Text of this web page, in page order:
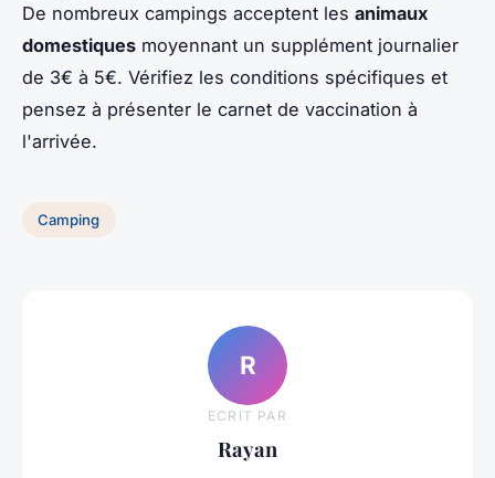
De nombreux campings acceptent les animaux
domestiques moyennant un supplément journalier
de 3€ à 5€. Vérifiez les conditions spécifiques et
pensez à présenter le carnet de vaccination à
l'arrivée.
Camping
R
ECRIT PAR
Rayan